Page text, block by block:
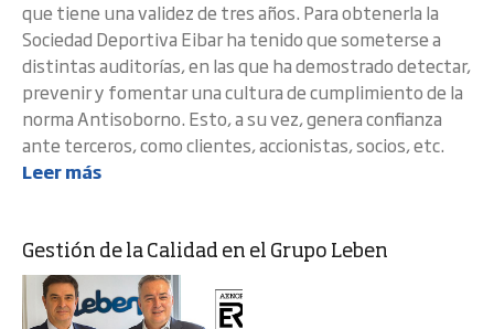
que tiene una validez de tres años. Para obtenerla la
Sociedad Deportiva Eibar ha tenido que someterse a
distintas auditorías, en las que ha demostrado detectar,
prevenir y fomentar una cultura de cumplimiento de la
norma Antisoborno. Esto, a su vez, genera confianza
ante terceros, como clientes, accionistas, socios, etc.
Leer más
Gestión de la Calidad en el Grupo Leben